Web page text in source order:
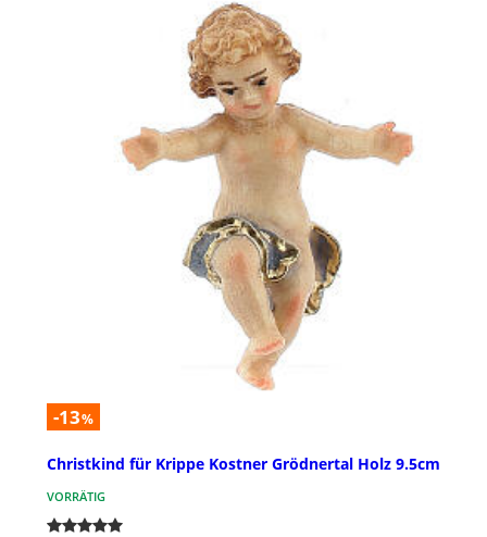
-13%
Christkind für Krippe Kostner Grödnertal Holz 9.5cm
VORRÄTIG